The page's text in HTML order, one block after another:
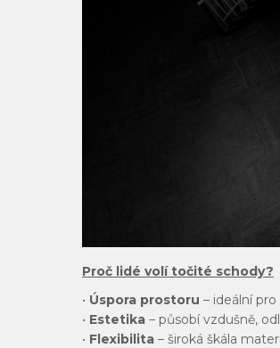
Proč lidé volí točité schody?
• Úspora prostoru – ideální
• Estetika – působí vzdušně,
• Flexibilita – široká škála